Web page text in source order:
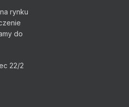
rynku
do
22/2